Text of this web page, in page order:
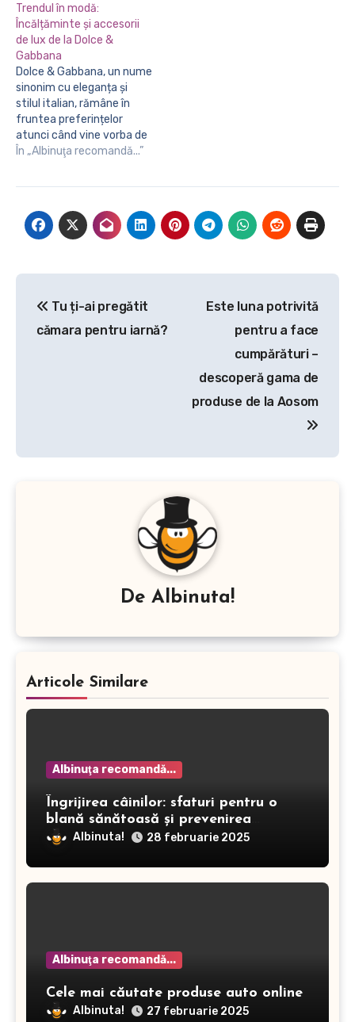
încă din anii 1300 de către
judecătorii chinezi cu
scopul de a își feri de
inculpați expresia ochilor în
instanță.…
Trendul în modă:
Încălțăminte și accesorii
de lux de la Dolce &
Gabbana
Dolce & Gabbana, un nume
sinonim cu eleganța și
stilul italian, rămâne în
fruntea preferințelor
atunci când vine vorba de
îmbinarea luxului cu
sofisticate, piesele create
de acest brand sunt un
dintre…
În „Albinuţa recomandă...”
Tu ți-ai pregătit
cămara pentru iarnă?
Este luna potrivită
pentru a face
cumpărături –
descoperă gama de
produse de la Aosom
De Albinuta!
Articole Similare
Albinuţa recomandă...
Îngrijirea câinilor: sfaturi pentru o
blană sănătoasă și prevenirea
dermatitei
Albinuta! 28 februarie 2025
Albinuţa recomandă...
Cele mai căutate produse auto online
Albinuta! 27 februarie 2025